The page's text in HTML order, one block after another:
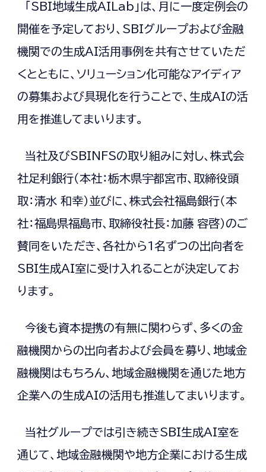
「SBI地域生成AILab」は、月に一度定例会の
開催を予定しており、SBIグループおよび金融
機関での生成AI活用事例を共有させていただ
くとともに、ソリューション化可能なアイディア
の募集および具現化を行うことで、生成AIの活
用を推進してまいります。
当社及びSBINFSの取り組みに対し、株式会
社足利銀行（本社：栃木県宇都宮市、取締役頭
取：清水 和幸）並びに、株式会社福島銀行（本
社：福島県福島市、取締役社長：加藤 容啓）のご
賛同をいただき、各社から1名ずつの出向者を
SBI生成AI室に受け入れることが決定してお
ります。
今後も資本提携の有無に関わらず、多くの金
融機関からの出向者および会員を募り、地域金
融機関はもちろん、地域金融機関を通じた地方
企業への生成AIの活用も推進してまいります。
当社グループでは引き続きSBI生成AI室を
通じて、地域金融機関や地方企業における生成